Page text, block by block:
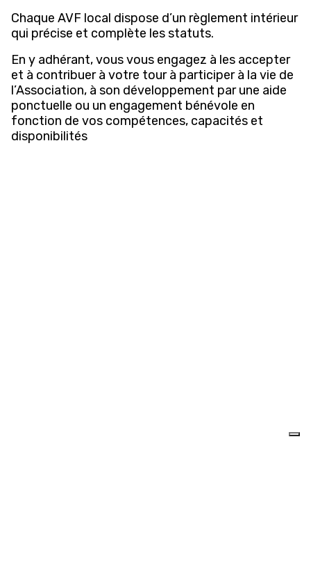
Chaque AVF local dispose d’un règlement intérieur
qui précise et complète les statuts.
En y adhérant, vous vous engagez à les accepter
et à contribuer à votre tour à participer à la vie de
l’Association, à son développement par une aide
ponctuelle ou un engagement bénévole en
fonction de vos compétences, capacités et
disponibilités